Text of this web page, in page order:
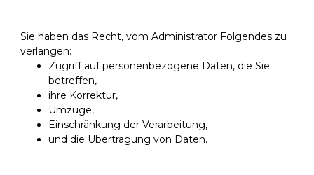
Sie haben das Recht, vom Administrator Folgendes zu
verlangen:
Zugriff auf personenbezogene Daten, die Sie
betreffen,
ihre Korrektur,
Umzüge,
Einschränkung der Verarbeitung,
und die Übertragung von Daten.